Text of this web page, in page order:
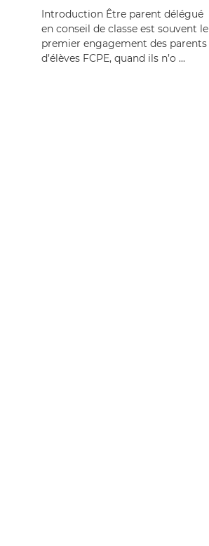
Introduction Être parent délégué
en conseil de classe est souvent le
premier engagement des parents
d’élèves FCPE, quand ils n’o ...